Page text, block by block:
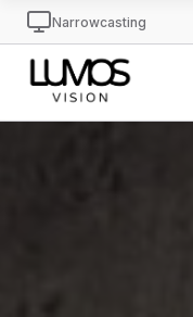
Narrowcasting